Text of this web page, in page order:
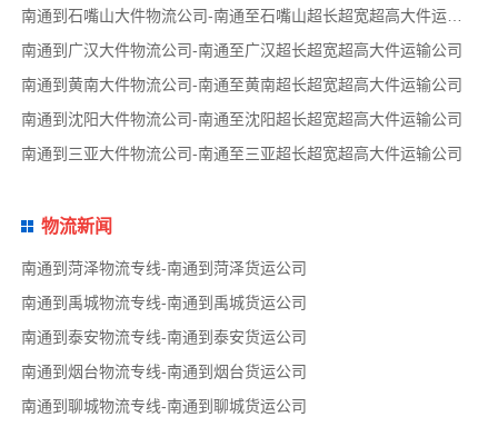
南通到石嘴山大件物流公司-南通至石嘴山超长超宽超高大件运输公司
南通到广汉大件物流公司-南通至广汉超长超宽超高大件运输公司
南通到黄南大件物流公司-南通至黄南超长超宽超高大件运输公司
南通到沈阳大件物流公司-南通至沈阳超长超宽超高大件运输公司
南通到三亚大件物流公司-南通至三亚超长超宽超高大件运输公司
物流新闻
南通到菏泽物流专线-南通到菏泽货运公司
南通到禹城物流专线-南通到禹城货运公司
南通到泰安物流专线-南通到泰安货运公司
南通到烟台物流专线-南通到烟台货运公司
南通到聊城物流专线-南通到聊城货运公司